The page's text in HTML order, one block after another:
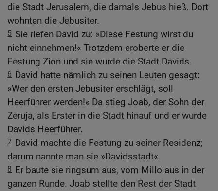
die Stadt Jerusalem, die damals Jebus hieß. Dort
wohnten die Jebusiter.
5 Sie riefen David zu: »Diese Festung wirst du
nicht einnehmen!« Trotzdem eroberte er die
Festung Zion und sie wurde die Stadt Davids.
6 David hatte nämlich zu seinen Leuten gesagt:
»Wer den ersten Jebusiter erschlägt, soll
Heerführer werden!« Da stieg Joab, der Sohn der
Zeruja, als Erster in die Stadt hinauf und er wurde
Davids Heerführer.
7 David machte die Festung zu seiner Residenz;
darum nannte man sie »Davidsstadt«.
8 Er baute sie ringsum aus, vom Millo aus in der
ganzen Runde. Joab stellte den Rest der Stadt